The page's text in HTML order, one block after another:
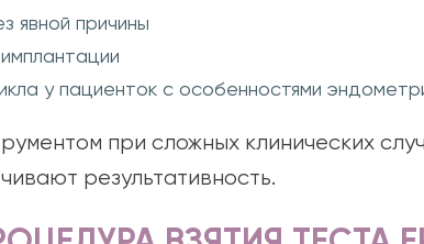
явной причины
у пациенток с особенностями
при сложных клинических
результативность.